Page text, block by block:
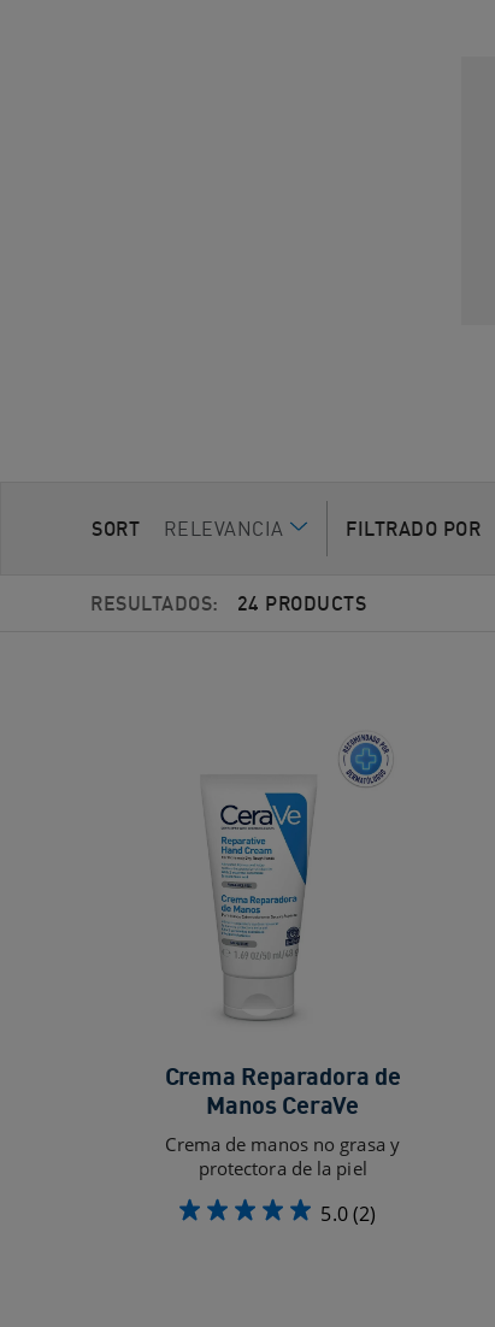
SORT RELEVANCIA FILTRADO POR
RESULTADOS: 24 PRODUCTS
Crema Reparadora de
Manos CeraVe
Crema de manos no grasa y
protectora de la piel
5.0(2)